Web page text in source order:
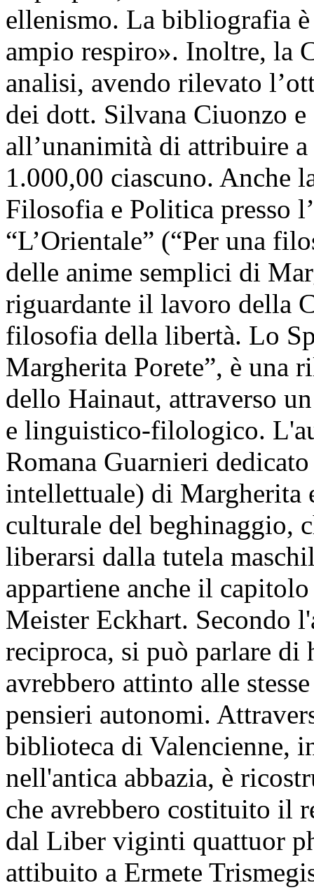
ellenismo. La bibliografia
ampio respiro». Inoltre, la
analisi, avendo rilevato
dei dott. Silvana Ciuonzo
all’unanimità di attribuire
1.000,00 ciascuno. Anche
Filosofia e Politica presso
“L’Orientale” (“Per una
delle anime semplici di
riguardante il lavoro della
filosofia della libertà. Lo
Margherita Porete”, è una
dello Hainaut, attraverso
e linguistico-filologico.
Romana Guarnieri
intellettuale) di Margherita
culturale del beghinaggio,
liberarsi dalla tutela
appartiene anche il
Meister Eckhart. Secondo
reciproca, si può parlare di
avrebbero attinto alle
pensieri autonomi.
biblioteca di Valencienne,
nell'antica abbazia, è
che avrebbero costituito il
dal Liber viginti quattuor
attibuito a Ermete